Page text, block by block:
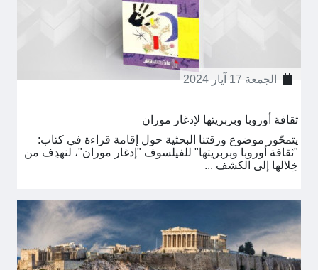
الجمعة 17 آيار 2024
ثقافة أوروبا وبربريتها لإدغار موران
يتمحّور موضوع ورقتنا البحثية حول إقامة قراءة في كتاب:
"ثقافة أوروبا وبربريتها" للفيلسوف "إدغار موران"، لنهدِف من
خِلالها إلى الكشف ...